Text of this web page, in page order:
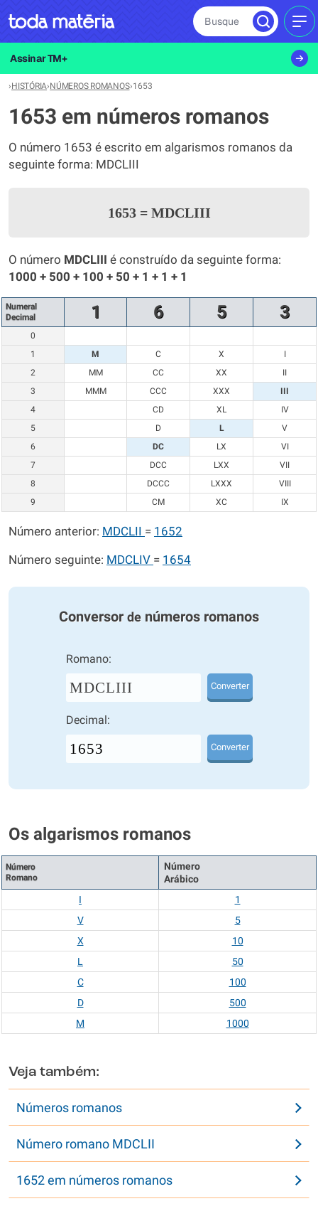
Busque
Assinar TM+
›HISTÓRIA›NÚMEROS ROMANOS›1653
1653 em números romanos
O número 1653 é escrito em algarismos romanos da
seguinte forma: MDCLIII
1653 =MDCLIII
O número MDCLIII é construído da seguinte forma:
1000 + 500 + 100 + 50 + 1 + 1 + 1
Numeral
Decimal
1 6 5 3
0
1
M C X
I
2
MM CC XX
II
3
MMM CCC XXX
III
4
CD XL
IV
5
D L
V
6
DC LX
VI
7
DCC LXX
VII
8
DCCC LXXX
VIII
9
CM XC IX
Número anterior: MDCLII = 1652
Número seguinte: MDCLIV = 1654
Conversor de números romanos
Romano:
MDCLIII Converter
Decimal:
Converter
Os algarismos romanos
Número
Romano
Número
Arábico
I
1
V
5
X
10
L
50
C
100
D
500
M
1000
Veja também:
Números romanos
Número romano MDCLII
1652 em números romanos